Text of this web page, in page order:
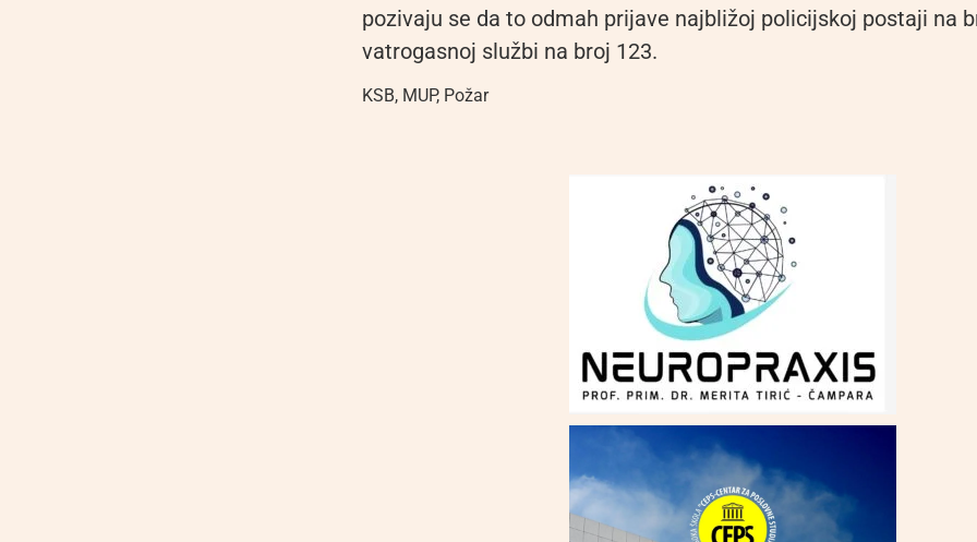
pozivaju se da to odmah prijave najbližoj policijskoj postaji na
vatrogasnoj službi na broj 123.
KSB, MUP, Požar